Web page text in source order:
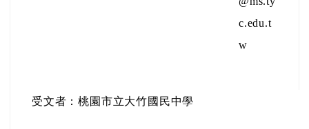
c.edu.t
w
受文者：桃園市立大竹國民中學